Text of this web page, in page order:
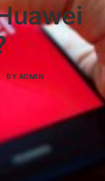
BY ADMIN